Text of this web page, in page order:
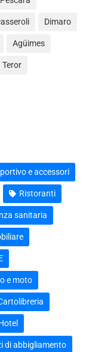
Dimaro
Agüimes
Teror
e accessori
Ristoranti
sanitaria
e moto
di abbigliamento